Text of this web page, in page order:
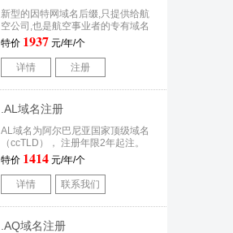
新型的因特网域名后缀,只提供给航
空公司,也是航空事业者的专有域名
特价 1937 元/年/个
详情 注册
.AL域名注册
AL域名为阿尔巴尼亚国家顶级域名
（ccTLD）， 注册年限2年起注。
特价 1414 元/年/个
详情 联系我们
.AQ域名注册